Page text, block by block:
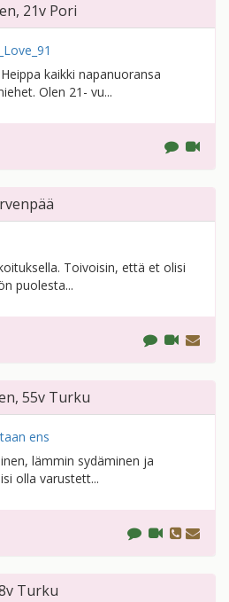
, 21v Pori
kaikki napanuoransa
Olen 21- vu...
Toivoisin, että et olisi
puolesta...
, 55v Turku
lämmin sydäminen ja
olla varustett...
Turku